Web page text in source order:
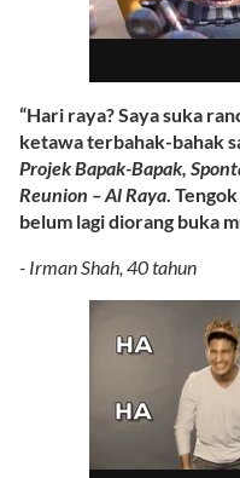
“Hari raya? Saya suka
ketawa terbahak-bahak
Projek Bapak-Bapak,
Reunion – Al Raya.
belum lagi diorang buka
- Irman Shah, 40 tahun